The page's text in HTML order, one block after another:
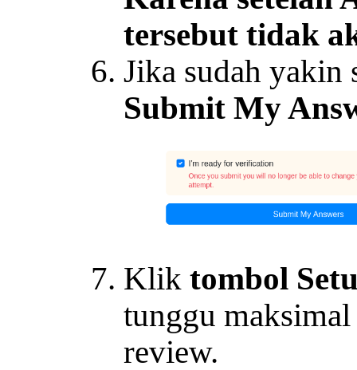
tersebut tidak
Jika sudah
Submit My
Klik tombol
tunggu
review.